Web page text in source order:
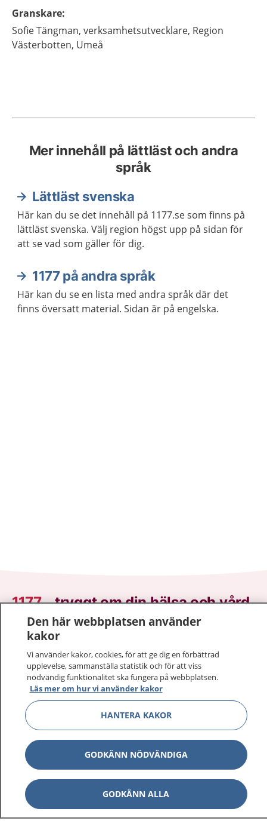
Granskare:
SofieTängman, verksamhetsutvecklare, Region
Västerbotten, Umeå
Mer innehåll på lättläst och andra
språk
Lättläst svenska
Här kan du se det innehåll på 1177.se som finns på
lättläst svenska. Välj region högst upp på sidan för
att se vad som gäller för dig.
1177 på andra språk
Här kan du se en lista med andra språk där det
finns översatt material. Sidan är på engelska.
1177–tryggt om din hälsa och vård
På 1177.se får du råd om hälsa och information om
Logga in för att läsa din journal och göra dina
vårdärenden. Ring telefonnummer 1177 för
sjukvårdsrådgivning dygnet runt.
1177 ger dig råd när du vill må bättre.
1177 på flera språk Visa
Om 1177 Visa
Den här webbplatsen använder
kakor
Vi använder kakor, cookies, för att ge dig en förbättrad
upplevelse, sammanställa statistik och för att viss
nödvändig funktionalitet ska fungera på webbplatsen.
Läs mer om hur vi använder kakor
HANTERA KAKOR
GODKÄNN NÖDVÄNDIGA
GODKÄNN ALLA